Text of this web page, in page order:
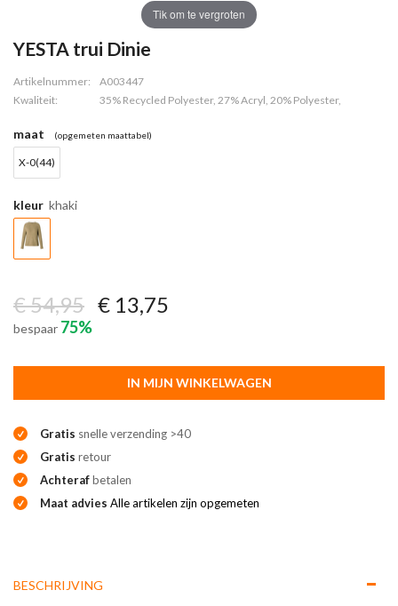
Tik om te vergroten
YESTA trui Dinie
Artikelnummer:
A003447
Kwaliteit:
35% Recycled Polyester, 27% Acryl, 20% Polyester,
maat (opgemeten maattabel)
X-0(44)
kleur khaki
€ 54,95 € 13,75
bespaar 75%
IN MIJN WINKELWAGEN
Gratis snelle verzending >40
Gratis retour
Achterafbetalen
Maat advies Alle artikelen zijn opgemeten
BESCHRIJVING